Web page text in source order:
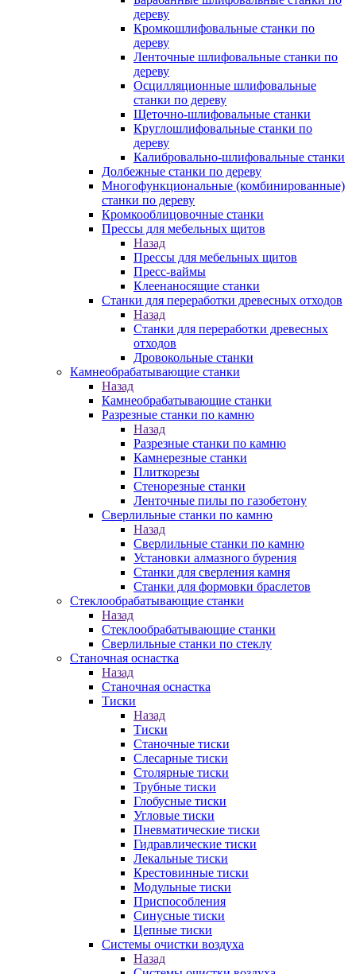
дереву
Кромкошлифовальные станки по
дереву
Ленточные шлифовальные станки по
дереву
Осцилляционные шлифовальные
станки по дереву
Щеточно-шлифовальные станки
Круглошлифовальные станки по
дереву
Калибровально-шлифовальные станки
Долбежные станки по дереву
Многофункциональные (комбинированные)
станки по дереву
Кромкооблицовочные станки
Прессы для мебельных щитов
Назад
Прессы для мебельных щитов
Пресс-ваймы
Клеенаносящие станки
Станки для переработки древесных отходов
Назад
Станки для переработки древесных
отходов
Дровокольные станки
Камнеобрабатывающие станки
Назад
Камнеобрабатывающие станки
Разрезные станки по камню
Назад
Разрезные станки по камню
Камнерезные станки
Плиткорезы
Стенорезные станки
Ленточные пилы по газобетону
Сверлильные станки по камню
Назад
Сверлильные станки по камню
Установки алмазного бурения
Станки для сверления камня
Станки для формовки браслетов
Стеклообрабатывающие станки
Назад
Стеклообрабатывающие станки
Сверлильные станки по стеклу
Станочная оснастка
Назад
Станочная оснастка
Тиски
Назад
Тиски
Станочные тиски
Слесарные тиски
Столярные тиски
Трубные тиски
Глобусные тиски
Угловые тиски
Пневматические тиски
Гидравлические тиски
Лекальные тиски
Крестовинные тиски
Модульные тиски
Приспособления
Синусные тиски
Цепные тиски
Системы очистки воздуха
Назад